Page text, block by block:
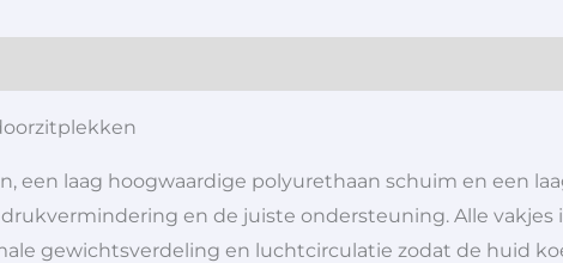
een laag hoogwaardige polyurethaan schuim en een
en de juiste ondersteuning. Alle vakjes
gewichtsverdeling en luchtcirculatie zodat de huid